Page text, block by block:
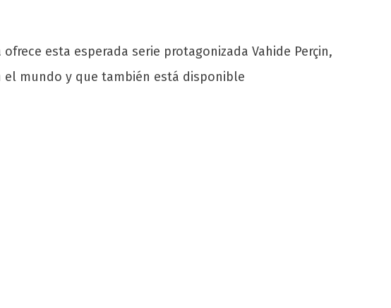
esta esperada serie protagonizada Vahide Perçin,
el mundo y que también está disponible